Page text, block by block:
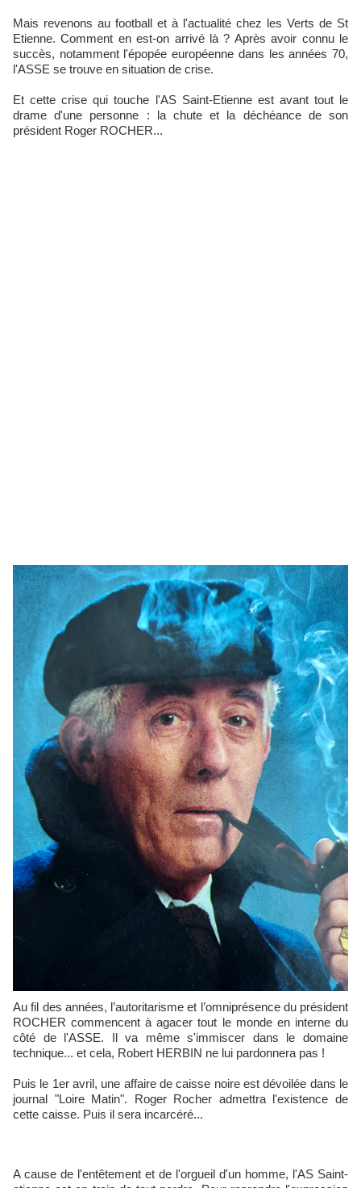
Mais revenons au football et à l'actualité chez les Verts de St
Etienne. Comment en est-on arrivé là ? Après avoir connu le
succès, notamment l'épopée européenne dans les années 70,
l'ASSE se trouve en situation de crise.
Et cette crise qui touche l'AS Saint-Etienne est avant tout le
drame d'une personne : la chute et la déchéance de son
président Roger ROCHER...
Au fil des années, l’autoritarisme et l’omniprésence du président
ROCHER commencent à agacer tout le monde en interne du
côté de l'ASSE. Il va même s'immiscer dans le domaine
technique... et cela, Robert HERBIN ne lui pardonnera pas !
Puis le 1er avril, une affaire de caisse noire est dévoilée dans le
journal "Loire Matin". Roger Rocher admettra l'existence de
cette caisse. Puis il sera incarcéré...
A cause de l'entêtement et de l'orgueil d'un homme, l'AS Saint-